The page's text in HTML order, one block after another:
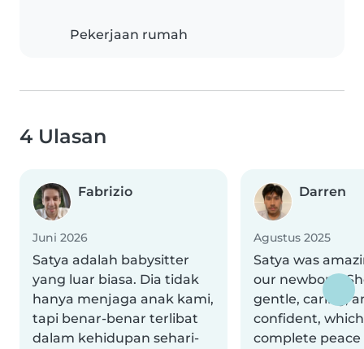
Pekerjaan rumah
4 Ulasan
Fabrizio
Juni 2026
Satya adalah babysitter
yang luar biasa. Dia tidak
hanya menjaga anak kami,
tapi benar-benar terlibat
dalam kehidupan sehari-
Darren
Agustus 2025
Satya was
our newborn!
gentle, caring,
confident,
complete